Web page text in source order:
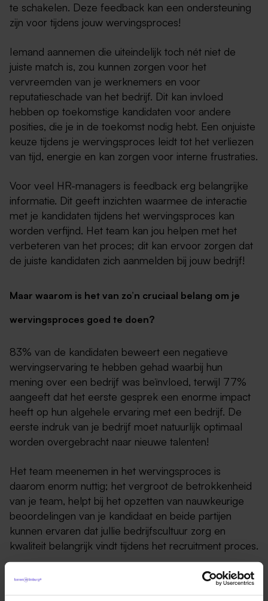
te schakelen. Deze feedback kan een ondersteuning
zijn voor tijdens jouw wervingsproces!
Iemand aannemen die uiteindelijk toch nét niet de
juiste match is, zou kunnen zorgen voor het
vervreemden van je werknemers en voor
reputatieschade van het bedrijf. Dit kan invloed
hebben op toekomstige kandidaten voor andere
posities, die je in de toekomst nodig hebt. Een onjuiste
keuze tijdens je wervingsproces leidt tot het verliezen
van tijd, energie en kan zorgen voor interne frustraties.
Voor veel HR-managers is feedback erg belangrijke
informatie. Dit geeft inzichten waarmee de interactie
met je kandidaten tijdens het wervingsproces kan
worden verfijnd. Het team kan jou helpen met het
verbeteren van het proces; dit kan ervoor zorgen dat
de juiste kandidaten zich aanmelden bij jouw bedrijf!
Maar waarom is het van zo’n cruciaal belang om je
wervingsproces goed te doen?
83% van de kandidaten beweert een negatieve
wervingservaring te hebben gehad waarbij hun
mening over een bedrijf was beïnvloed, terwijl 77%
aangeeft dat het eerste gesprek een enorme impact
heeft op hun algehele ervaring met een bedrijf. De
eerste indruk van je bedrijf moet natuurlijk optimaal
worden overgebracht naar nieuwe talenten!
Het team meenemen in het wervingsproces is
daarom enorm nuttig; het vergroot de betrokkenheid
van je team, helpt bij het opzetten van nauwkeurige
beoordelingen van je kandidaat en beide partijen
kunnen ervaren dat jullie bedrijfscultuur zorg en
kwaliteit belangrijk vindt tijdens het recruitment proces.
Wanneer je niet weet wat je medewerkers binnen het
bedrijf motiveert, is het moeilijker te begrijpen wat een